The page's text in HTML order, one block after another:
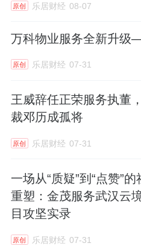
项目归家大堂原道闸品
性地在主流社媒平台搜
花”主题视觉元素，最终
方案落地，全部由一线
类似的案例在项目中并
面区域，既解决了大理
又提升了科技设备的使
穴被改造为防水布+挡泥
美观提升方案，提升了
原创 乐居财经 08-07
万科物业服务全新升
原创 乐居财经 07-31
王威辞任正荣服务执董
裁邓历成孤将
原创 乐居财经 07-31
一场从“质疑”到“点赞”的
重塑：金茂服务武汉云
目攻坚实录
原创 乐居财经 07-31